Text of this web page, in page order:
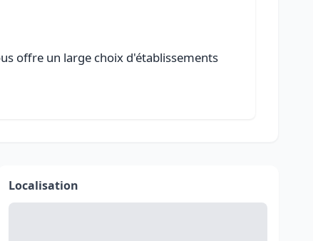
offre un large choix d'établissements
Localisation